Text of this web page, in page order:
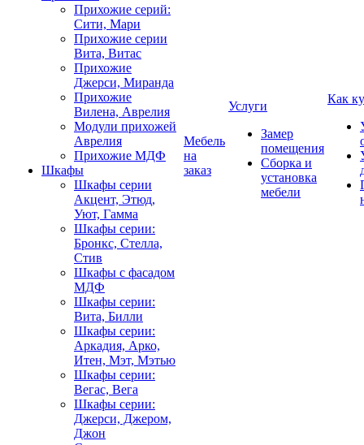
Прихожие серий:
Сити, Мари
Прихожие серии
Вита, Витас
Прихожие
Джерси, Миранда
Прихожие
Вилена, Аврелия
Модули прихожей
Аврелия
Прихожие МДФ
Шкафы
Шкафы серии
Акцент, Этюд,
Уют, Гамма
Шкафы серии:
Бронкс, Стелла,
Стив
Шкафы с фасадом
МДФ
Шкафы серии:
Вита, Билли
Шкафы серии:
Аркадия, Арко,
Итен, Мэт, Мэтью
Шкафы серии:
Вегас, Вега
Шкафы серии:
Джерси, Джером,
Джон
Мебель
на
заказ
Услуги
Замер
помещения
Сборка и
установка
мебели
Как